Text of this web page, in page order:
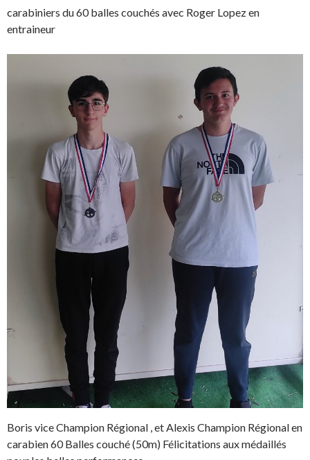
carabiniers du 60 balles couchés avec Roger Lopez en
entraineur
Boris vice Champion Régional , et Alexis Champion Régional en
carabien 60 Balles couché (50m) Félicitations aux médaillés